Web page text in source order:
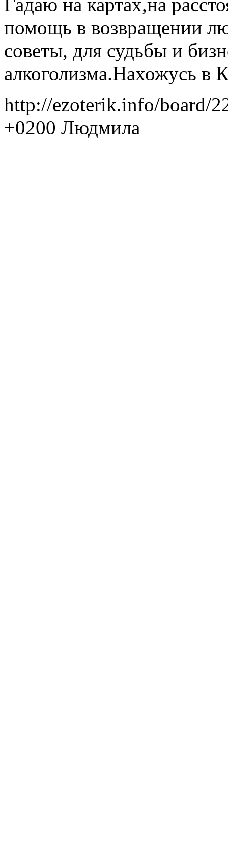
помощь в возвращении
советы, для судьбы и
алкоголизма.Нахожусь в
http://ezoterik.info/board/
+0200 Людмила